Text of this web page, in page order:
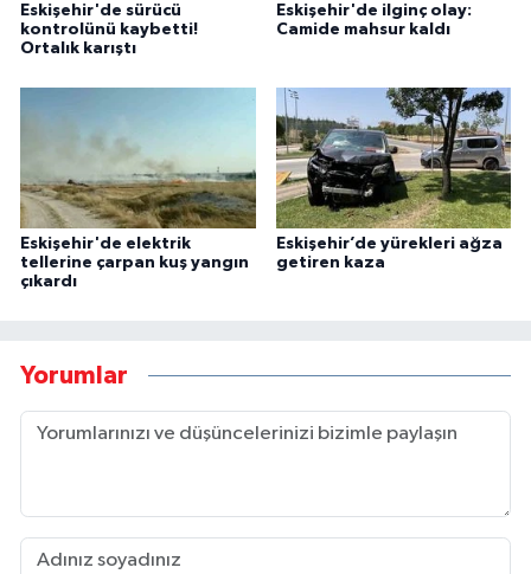
Eskişehir'de sürücü
kontrolünü kaybetti!
Ortalık karıştı
Eskişehir'de ilginç olay:
Camide mahsur kaldı
Eskişehir'de elektrik
tellerine çarpan kuş yangın
çıkardı
Eskişehir’de yürekleri ağza
getiren kaza
Yorumlar